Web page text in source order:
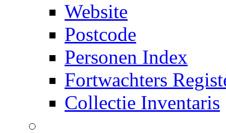
Website
Postcode
Personen Index
Fortwachters
Collectie Inventaris